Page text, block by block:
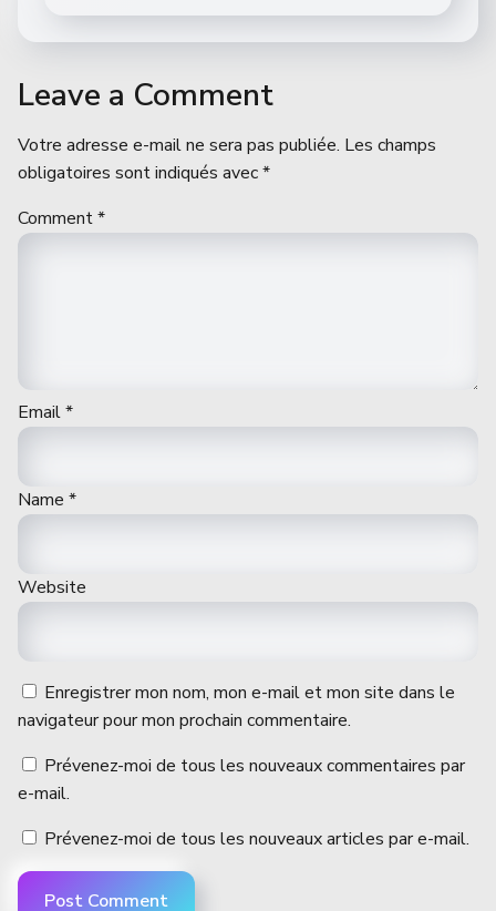
Leave a Comment
Votre adresse e-mail ne sera pas publiée. Les champs
obligatoires sont indiqués avec*
Comment*
Email*
Name *
Website
Enregistrer mon nom, mon e-mail et mon site dans le
navigateur pour mon prochain commentaire.
Prévenez-moi de tous les nouveaux commentaires par
e-mail.
Prévenez-moi de tous les nouveaux articles par e-mail.